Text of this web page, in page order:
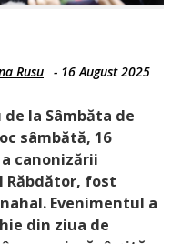
Rusu - 16 August 2025
la Sâmbăta de
sâmbătă, 16
canonizării
Răbdător, fost
Evenimentul a
din ziua de